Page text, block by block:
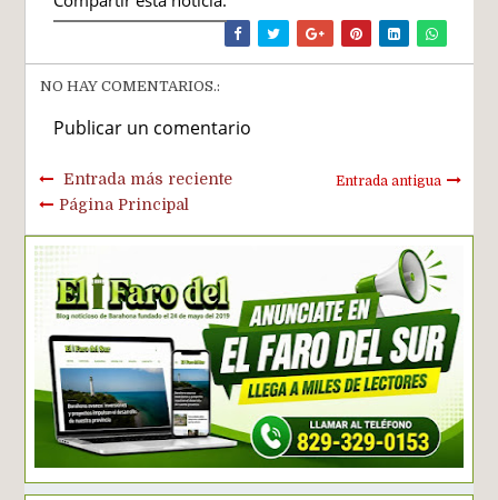
NO HAY COMENTARIOS.:
Publicar un comentario
Entrada más reciente Entrada antigua
Página Principal